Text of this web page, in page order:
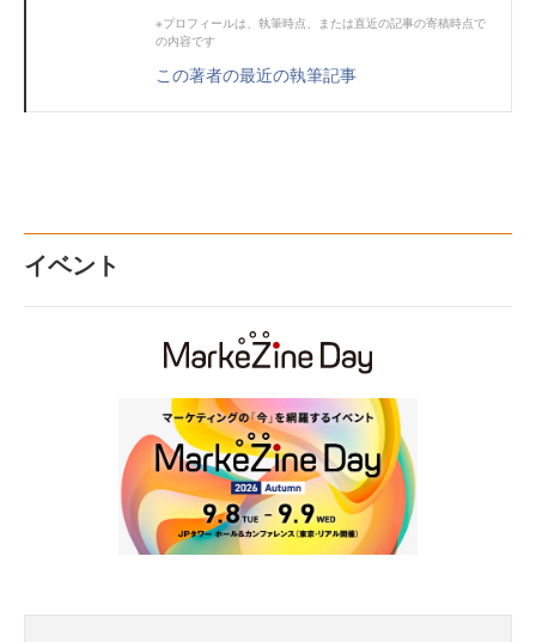
※プロフィールは、執筆時点、または直近の記事の寄稿時点で
の内容です
この著者の最近の執筆記事
イベント